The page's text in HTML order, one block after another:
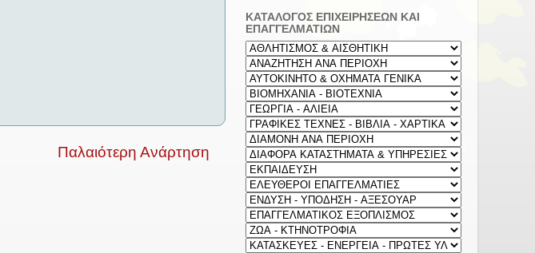
Παλαιότερη Ανάρτηση
ΚΑΤΑΛΟΓΟΣ ΕΠΙΧΕΙΡΗΣΕΩΝ ΚΑΙ
ΕΠΑΓΓΕΛΜΑΤΙΩΝ